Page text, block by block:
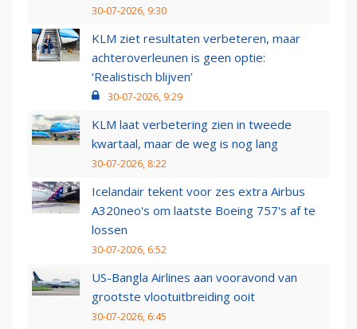
30-07-2026, 9:30
KLM ziet resultaten verbeteren, maar
achteroverleunen is geen optie:
‘Realistisch blijven’
30-07-2026, 9:29
KLM laat verbetering zien in tweede
kwartaal, maar de weg is nog lang
30-07-2026, 8:22
Icelandair tekent voor zes extra Airbus
A320neo's om laatste Boeing 757's af te
lossen
30-07-2026, 6:52
US-Bangla Airlines aan vooravond van
grootste vlootuitbreiding ooit
30-07-2026, 6:45